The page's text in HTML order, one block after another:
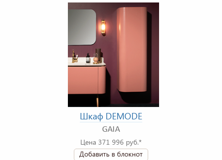
Шкаф DEMODE
GAIA
Цена 371 996 руб.*
Добавить в блокнот